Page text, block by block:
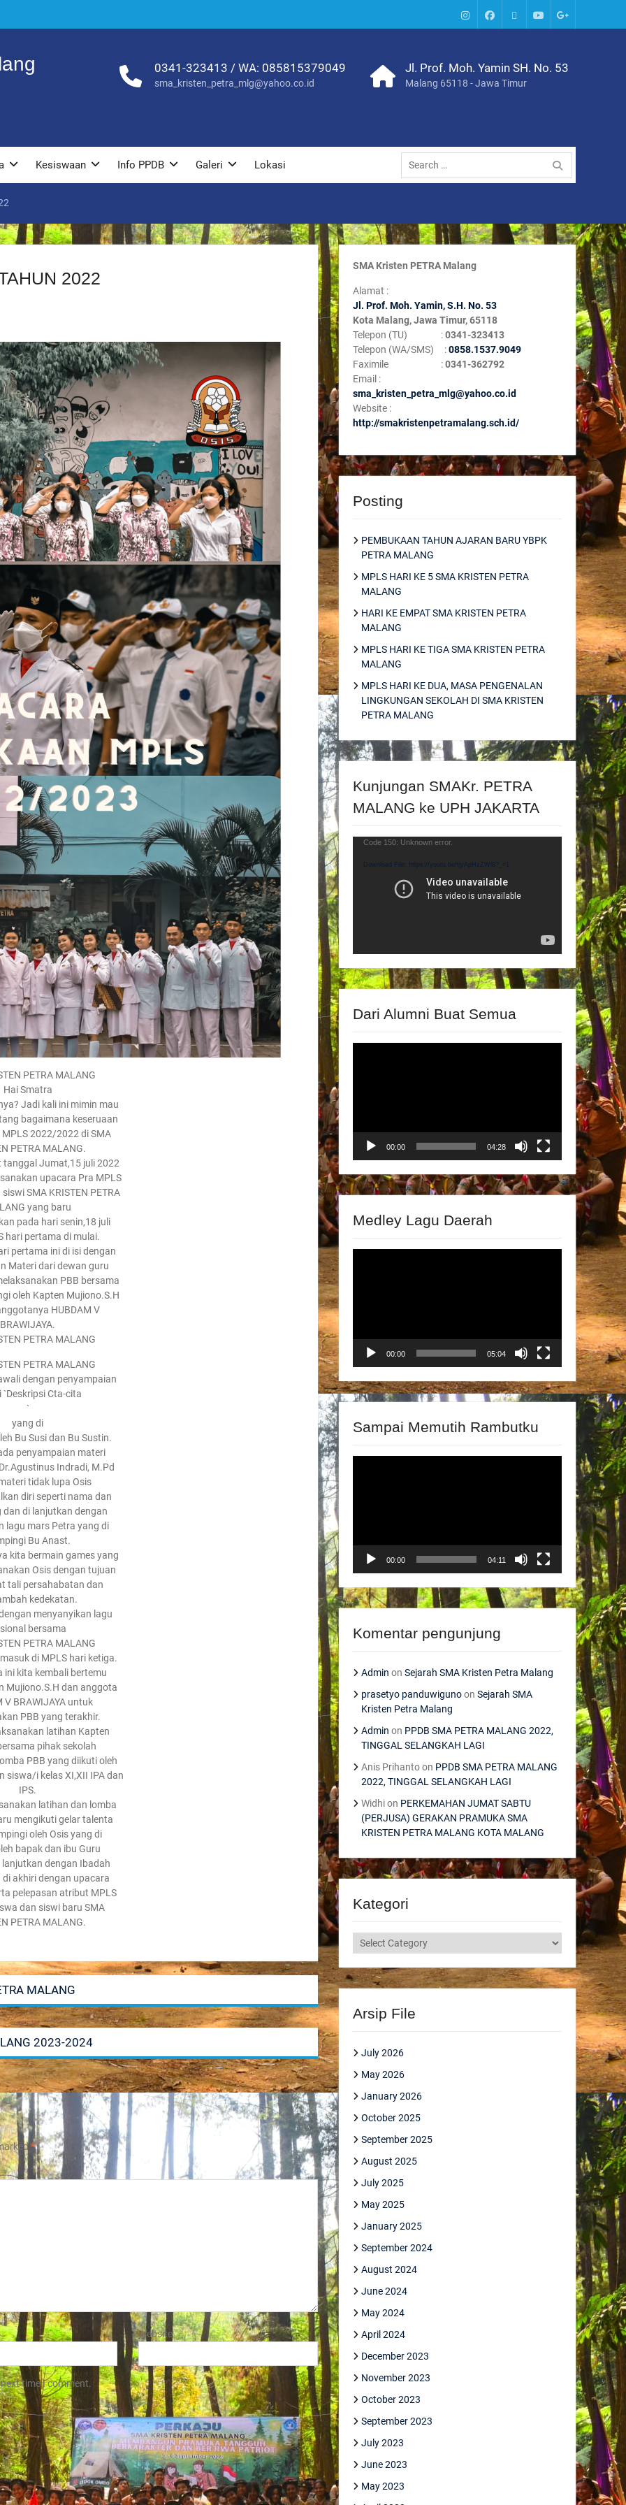
IG
FacebookWhatsapp
YoutubeGoogle+
0341-323413 / WA: 085815379049
sma_kristen_petra_mlg@yahoo.co.id
Jl. Prof. Moh. Yamin SH. No. 53
Malang 65118 - Jawa Timur
Kesiswaan Info PPDB Galeri Lokasi
Search
for:
2022
PETRA MALANG
Hai Smatra
Jadi kali ini mimin mau
bagaimana keseruaan
2022/2022 di SMA
PETRA MALANG.
tanggal Jumat,15 juli 2022
upacara Pra MPLS
SMA KRISTEN PETRA
yang baru
pada hari senin,18 juli
hari pertama di mulai.
pertama ini di isi dengan
Materi dari dewan guru
PBB bersama
oleh Kapten Mujiono.S.H
HUBDAM V
BRAWIJAYA.
PETRA MALANG
PETRA MALANG
dengan penyampaian
`Deskripsi Cta-cita
`
yang di
Bu Susi dan Bu Sustin.
penyampaian materi
Indradi, M.Pd
tidak lupa Osis
diri seperti nama dan
dan di lanjutkan dengan
lagu mars Petra yang di
Bu Anast.
kita bermain games yang
Osis dengan tujuan
tali persahabatan dan
kedekatan.
menyanyikan lagu
bersama
PETRA MALANG
di MPLS hari ketiga.
ini kita kembali bertemu
Mujiono.S.H dan anggota
V BRAWIJAYA untuk
PBB yang terakhir.
latihan Kapten
pihak sekolah
PBB yang diikuti oleh
siswa/i kelas XI,XII IPA dan
IPS.
latihan dan lomba
mengikuti gelar talenta
oleh Osis yang di
bapak dan ibu Guru
lanjutkan dengan Ibadah
akhiri dengan upacara
pelepasan atribut MPLS
dan siswi baru SMA
PETRA MALANG.
MALANG
2023-2024
*
Website
time I comment.
SMA Kristen PETRA Malang
Alamat :
Jl. Prof. Moh. Yamin, S.H. No. 53
Kota Malang, Jawa Timur, 65118
Telepon (TU) :0341-323413
Telepon (WA/SMS) :0858.1537.9049
Faximile :0341-362792
Email :
sma_kristen_petra_mlg@yahoo.co.id
Website :
http://smakristenpetramalang.sch.id/
Posting
PEMBUKAAN TAHUN AJARAN BARU YBPK
PETRA MALANG
MPLS HARI KE 5 SMA KRISTEN PETRA
MALANG
HARI KE EMPAT SMA KRISTEN PETRA
MALANG
MPLS HARI KE TIGA SMA KRISTEN PETRA
MALANG
MPLS HARI KE DUA, MASA PENGENALAN
LINGKUNGAN SEKOLAH DI SMA KRISTEN
PETRA MALANG
Kunjungan SMAKr. PETRA
MALANG ke UPH JAKARTA
Video
Code 150: Unknown error.
Download File: https://youtu.be/tjyApHzZWi8?_=1
Dari Alumni Buat Semua
00:00 04:28
Medley Lagu Daerah
00:00 05:04
Sampai Memutih Rambutku
00:00 04:11
Komentar pengunjung
Admin on Sejarah SMA Kristen Petra Malang
prasetyo panduwigunoon Sejarah SMA
Kristen Petra Malang
Admin on PPDB SMA PETRA MALANG 2022,
TINGGAL SELANGKAH LAGI
Anis Prihantoon PPDB SMA PETRA MALANG
2022, TINGGAL SELANGKAH LAGI
Widhion PERKEMAHAN JUMAT SABTU
(PERJUSA) GERAKAN PRAMUKA SMA
KRISTEN PETRA MALANG KOTA MALANG
Kategori
Kategori
Arsip File
July 2026
May 2026
January 2026
October 2025
September 2025
August 2025
July 2025
May 2025
January 2025
September 2024
August 2024
June 2024
May 2024
April 2024
December 2023
November 2023
October 2023
September 2023
July 2023
June 2023
May 2023